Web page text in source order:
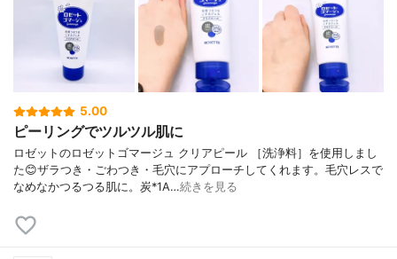
5.00
ピーリングでツルツル肌に
ロゼットのロゼットゴマージュ クリアピール ［洗浄料］を使用しまし
た😊ザラつき・ごわつき・毛穴にアプローチしてくれます。毛穴レスで
なめなかつるつる肌に。炭*1A…続きを見る